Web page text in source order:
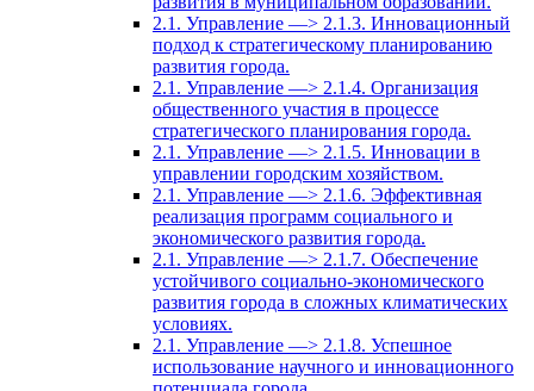
2.1. Управление —> 2.1.3. Инновационный
подход к стратегическому планированию
развития города.
2.1. Управление —> 2.1.4. Организация
общественного участия в процессе
стратегического планирования города.
2.1. Управление —> 2.1.5. Инновации в
управлении городским хозяйством.
2.1. Управление —> 2.1.6. Эффективная
реализация программ социального и
экономического развития города.
2.1. Управление —> 2.1.7. Обеспечение
устойчивого социально-экономического
развития города в сложных климатических
условиях.
2.1. Управление —> 2.1.8. Успешное
использование научного и инновационного